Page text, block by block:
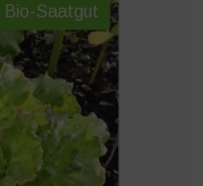
Bio-Saatgut